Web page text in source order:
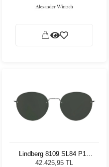
Lindberg 8109 SL84 P10
Unisex Güneş Gözlüğü
42.425,95 TL